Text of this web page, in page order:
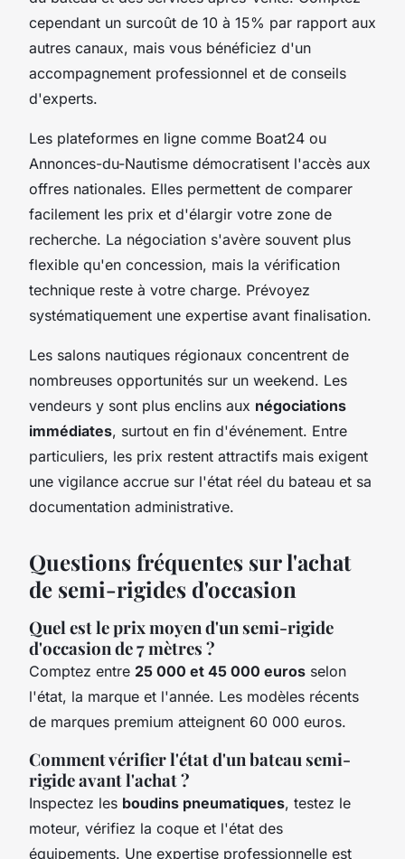
cependant un surcoût de 10 à 15% par rapport aux
autres canaux, mais vous bénéficiez d'un
accompagnement professionnel et de conseils
d'experts.
Les plateformes en ligne comme Boat24 ou
Annonces-du-Nautisme démocratisent l'accès aux
offres nationales. Elles permettent de comparer
facilement les prix et d'élargir votre zone de
recherche. La négociation s'avère souvent plus
flexible qu'en concession, mais la vérification
technique reste à votre charge. Prévoyez
systématiquement une expertise avant finalisation.
Les salons nautiques régionaux concentrent de
nombreuses opportunités sur un weekend. Les
vendeurs y sont plus enclins aux négociations
immédiates, surtout en fin d'événement. Entre
particuliers, les prix restent attractifs mais exigent
une vigilance accrue sur l'état réel du bateau et sa
documentation administrative.
Questions fréquentes sur l'achat
de semi-rigides d'occasion
Quel est le prix moyen d'un semi-rigide
d'occasion de 7 mètres ?
Comptez entre 25 000 et 45 000 euros selon
l'état, la marque et l'année. Les modèles récents
de marques premium atteignent 60 000 euros.
Comment vérifier l'état d'un bateau semi-
rigide avant l'achat ?
Inspectez les boudins pneumatiques, testez le
moteur, vérifiez la coque et l'état des
équipements. Une expertise professionnelle est